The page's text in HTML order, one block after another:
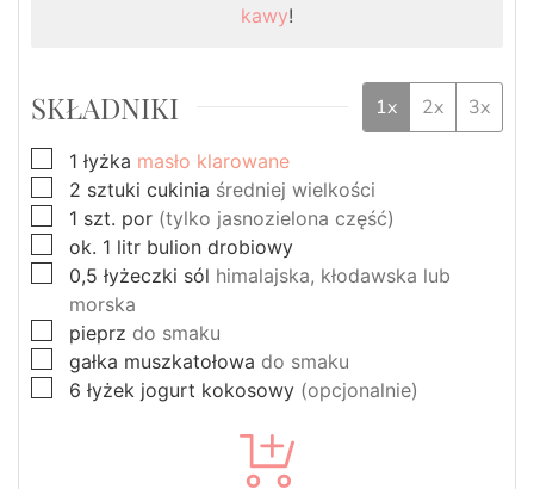
kawy!
SKŁADNIKI 1x 2x 3x
▢
1 łyżka masło klarowane
▢
2 sztuki cukinia średniej wielkości
▢
1 szt. por (tylko jasnozielona część)
▢
ok. 1 litr bulion drobiowy
▢
0,5 łyżeczki sól himalajska, kłodawska lub
morska
▢
pieprz do smaku
▢
gałka muszkatołowa do smaku
▢
6 łyżek jogurt kokosowy (opcjonalnie)